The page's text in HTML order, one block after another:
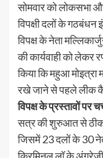
सोमवार को लोकसभा
विपक्षी दलों के गठबंधन
विपक्ष के नेता
की कार्यवाही को लेकर
किया कि महुआ मोइत्रा
रखे जाने से पहले लीक
विपक्ष के प्रस्तावों पर
सत्र की शुरुआत से ठीक
जिसमें 23 दलों के 30